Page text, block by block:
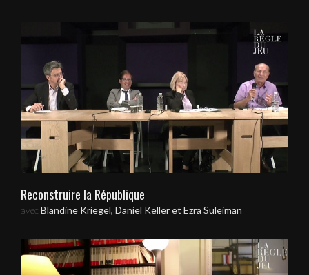
Reconstruire la République
avec Blandine Kriegel, Daniel Keller et Ezra Suleiman